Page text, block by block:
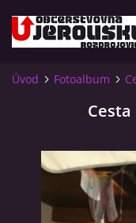
VIDLÁCKÝ VÍCEBOJ
Úvod Fotoalbum